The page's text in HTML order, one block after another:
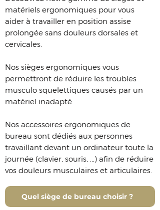
matériels ergonomiques pour vous
aider à travailler en position assise
prolongée sans douleurs dorsales et
cervicales.
Nos sièges ergonomiques vous
permettront de réduire les troubles
musculo squelettiques causés par un
matériel inadapté.
Nos accessoires ergonomiques de
bureau sont dédiés aux personnes
travaillant devant un ordinateur toute la
journée (clavier, souris, ...) afin de réduire
vos douleurs musculaires et articulaires.
Quel siège de bureau choisir ?